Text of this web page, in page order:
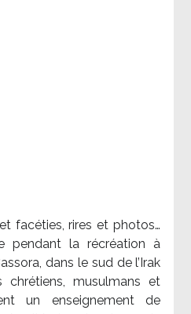
facéties, rires et photos…
pendant la récréation à
dans le sud de l’Irak
musulmans et
un enseignement de